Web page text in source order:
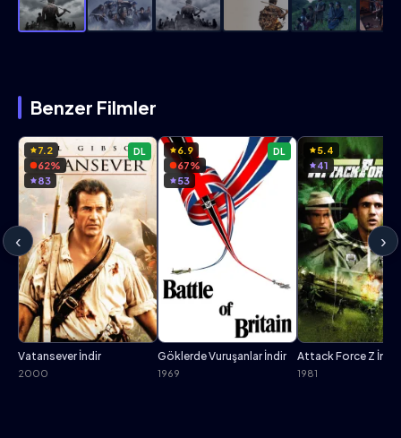
Benzer Filmler
‹
DL
7.2
62%
83
Vatansever İndir
2000
DL
6.9
67%
53
Göklerde Vuruşanlar İndir
1969
5.4
41
Attack Force Z İndir
1981
›